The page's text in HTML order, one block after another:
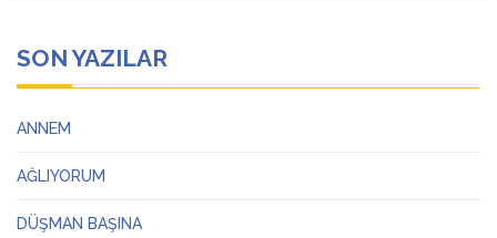
SON YAZILAR
ANNEM
AĞLIYORUM
DÜŞMAN BAŞINA